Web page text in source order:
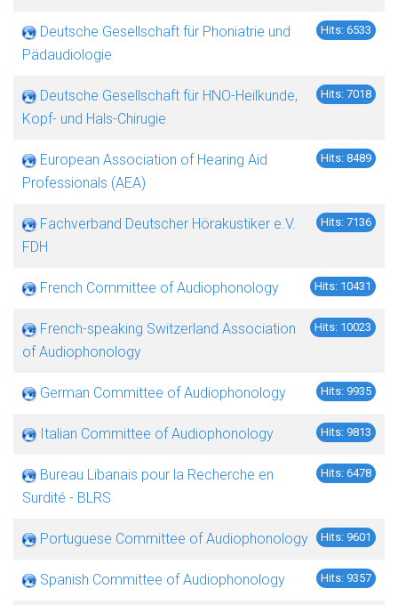
Hits: 6533
Deutsche Gesellschaft für Phoniatrie und
Pädaudiologie
Hits: 7018
Deutsche Gesellschaft für HNO-Heilkunde,
Kopf- und Hals-Chirugie
Hits: 8489
European Association of Hearing Aid
Professionals (AEA)
Hits: 7136
Fachverband Deutscher Hörakustiker e.V.
FDH
Hits: 10431
French Committee of Audiophonology
Hits: 10023
French-speaking Switzerland Association
of Audiophonology
Hits: 9935
German Committee of Audiophonology
Hits: 9813
Italian Committee of Audiophonology
Hits: 6478
Bureau Libanais pour la Recherche en
Surdité - BLRS
Hits: 9601
Portuguese Committee of Audiophonology
Hits: 9357
Spanish Committee of Audiophonology